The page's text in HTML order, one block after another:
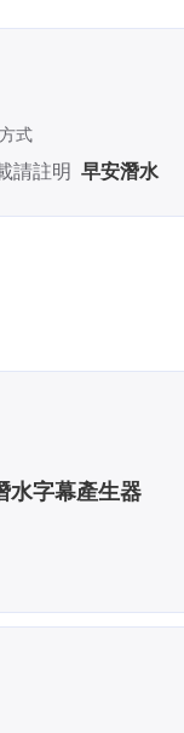
式
請註明 早安潛水
水字幕產生器